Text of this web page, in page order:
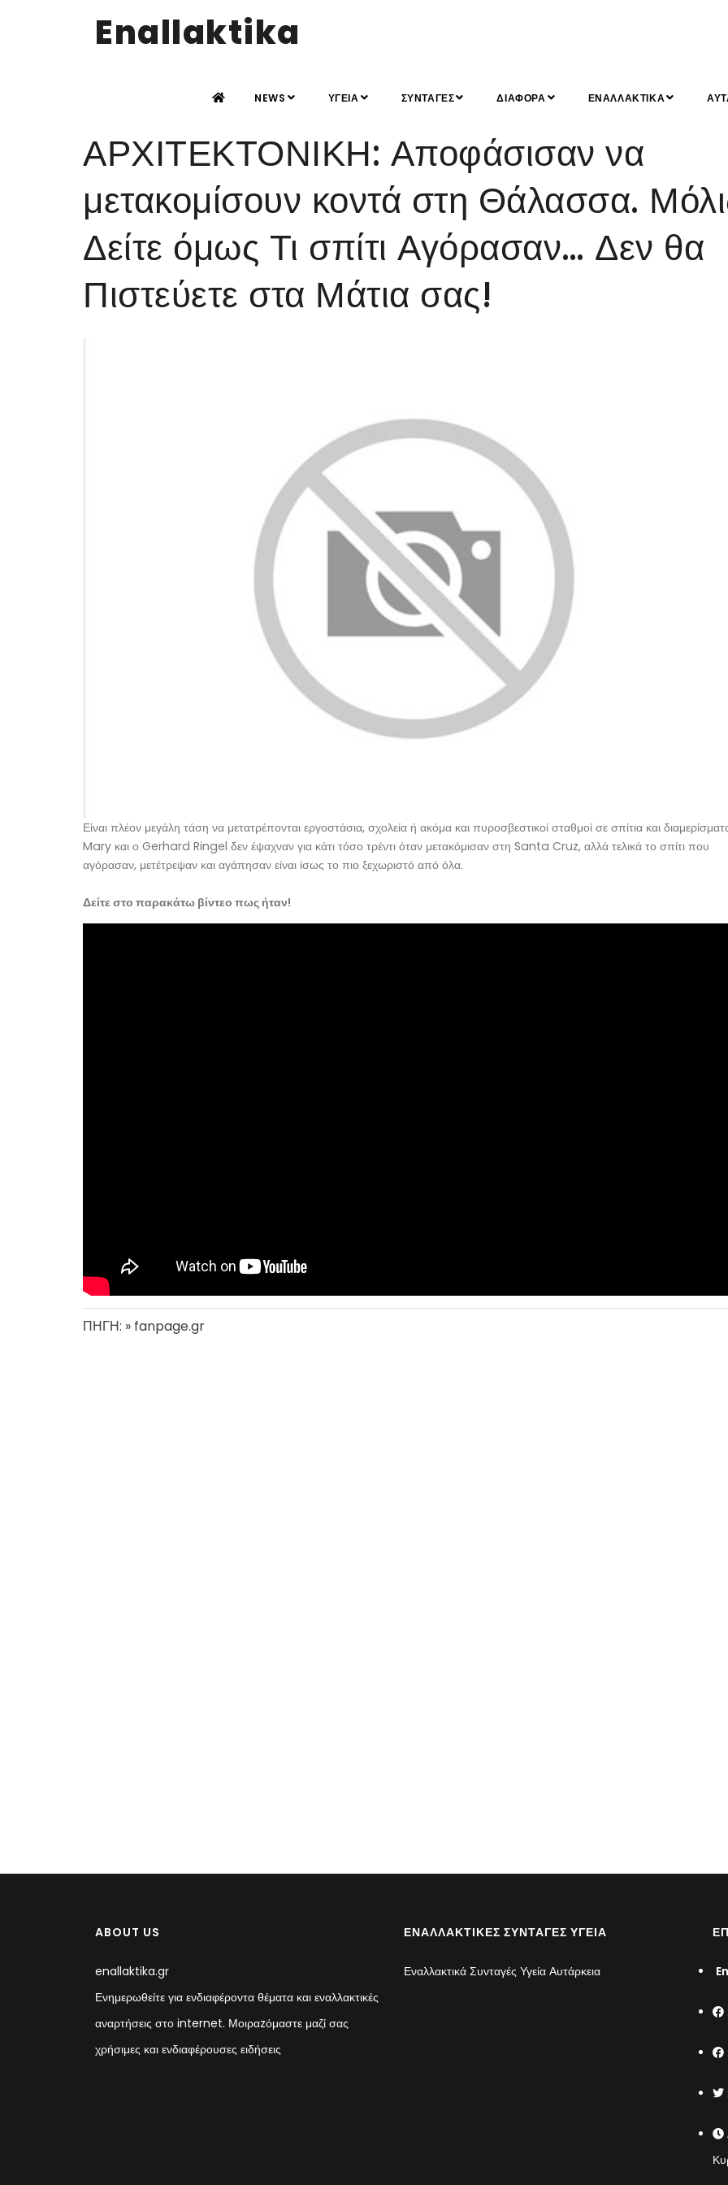
Enallaktika
NEWS ΥΓΕΙΑ ΣΥΝΤΑΓΕΣ ΔΙΑΦΟΡΑ ΕΝΑΛΛΑΚΤΙΚΑ
ΑΡΧΙΤΕΚΤΟΝΙΚΗ: Αποφάσισαν να
μετακομίσουν κοντά στη Θάλασσα.
Δείτε όμως Τι σπίτι Αγόρασαν… Δεν θα
Πιστεύετε στα Μάτια σας!
Είναι πλέον μεγάλη τάση να μετατρέπονται εργοστάσια, σχολεία ή ακόμα και πυροσβεστικοί σταθμοί σε σπίτια και
Mary και ο Gerhard Ringel δεν έψαχναν για κάτι τόσο τρέντι όταν μετακόμισαν στη Santa Cruz, αλλά τελικά το σπίτι που
αγόρασαν, μετέτρεψαν και αγάπησαν είναι ίσως το πιο ξεχωριστό από όλα.
Δείτε στο παρακάτω βίντεο πως ήταν!
ΠΗΓΗ: » fanpage.gr
ABOUT US
enallaktika.gr
Ενημερωθείτε για ενδιαφέροντα θέματα και εναλλακτικές
αναρτήσεις στο internet. Μοιραzόμαστε μαζί σας
χρήσιμες και ενδιαφέρουσες ειδήσεις
ΕΝΑΛΛΑΚΤΙΚΈΣ ΣΥΝΤΑΓΈΣ ΥΓΕΊΑ
Εναλλακτικά Συνταγές Υγεία Αυτάρκεια